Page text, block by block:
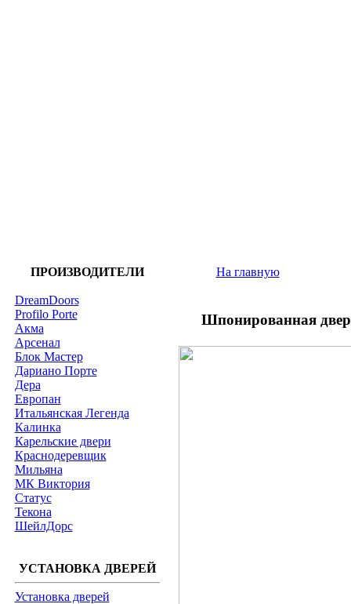
ПРОИЗВОДИТЕЛИ
DreamDoors
Profilo Porte
Акма
Арсенал
Блок Мастер
Дариано Порте
Дера
Европан
Итальянская Легенда
Калинка
Карельские двери
Краснодеревщик
Мильяна
МК Виктория
Статус
Текона
ШейлДорс
УСТАНОВКА ДВЕРЕЙ
Установка дверей
На главную
Шпонированная